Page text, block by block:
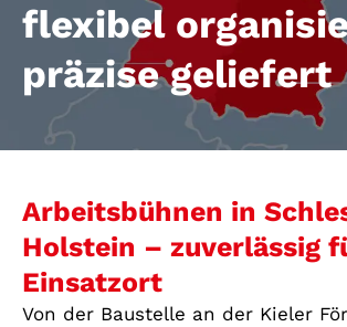
flexibel
präzise geliefert
Arbeitsbühnen in
Holstein – zuverlässig
Einsatzort
Von der Baustelle an der Kieler